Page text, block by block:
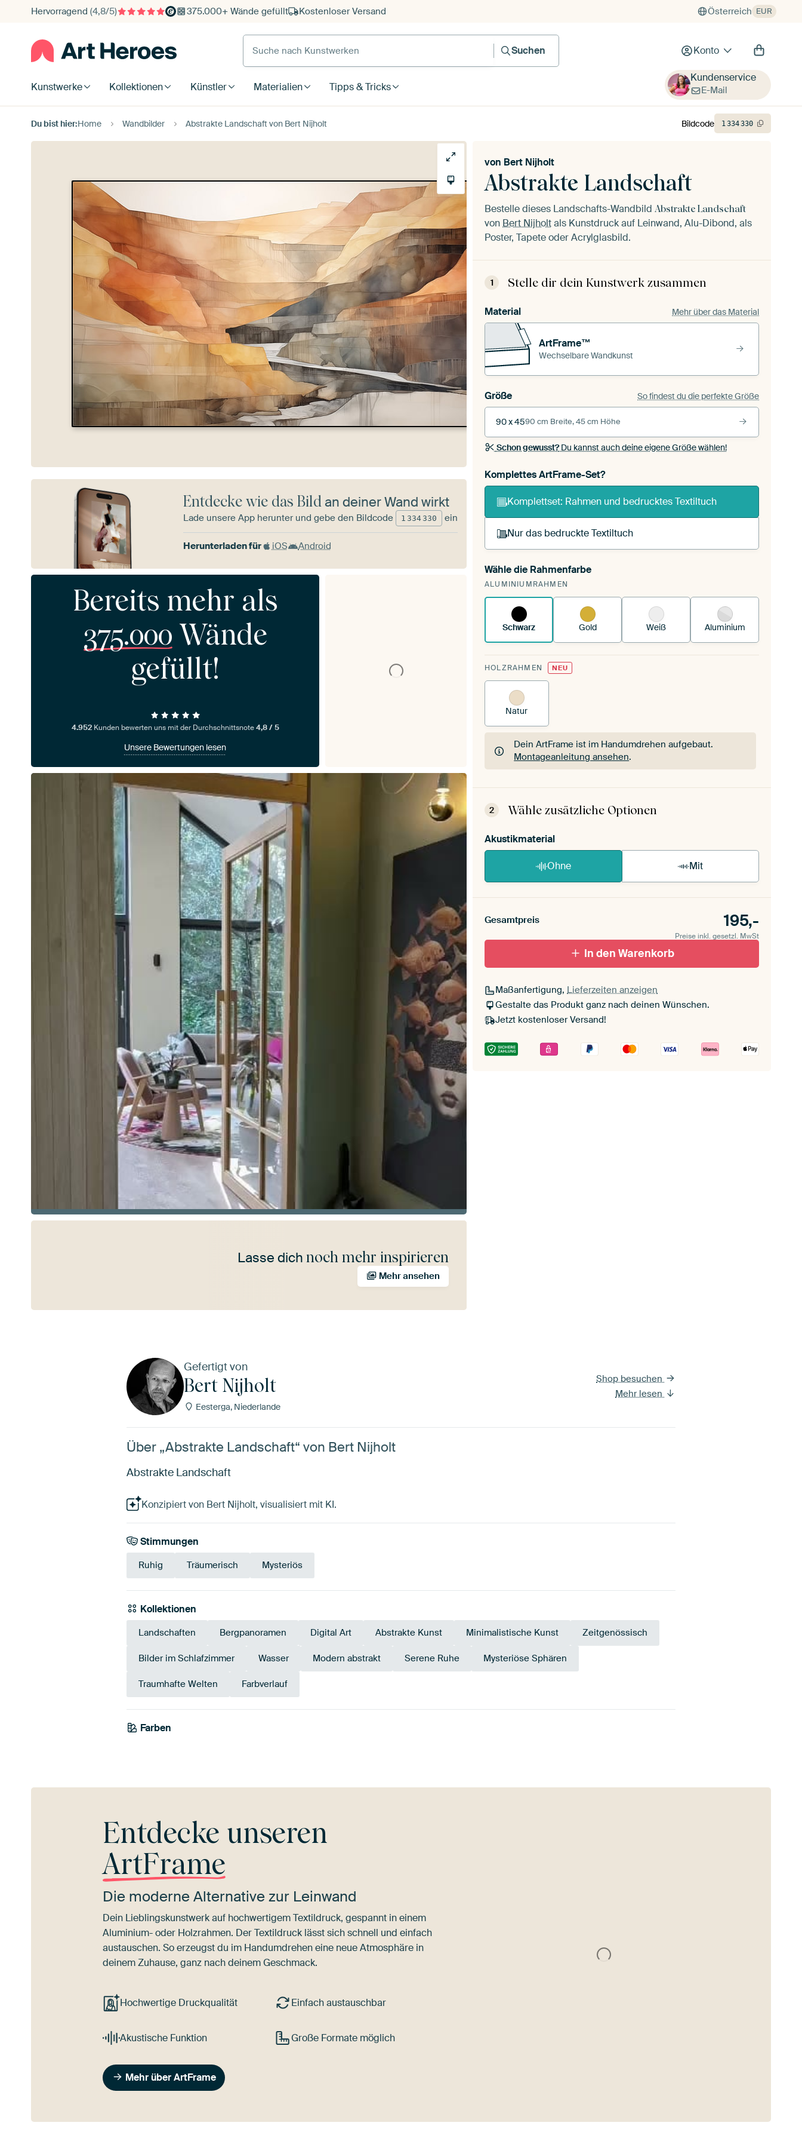
Hervorragend (4,8/5) 375.000+ Wände gefüllt Kostenloser Versand Österreich EUR
Suche nach Kunstwerken
Suchen
Konto
Kunstwerke Kollektionen Künstler Materialien Tipps & Tricks
Kundenservice
E-Mail
Du bist hier:Home Wandbilder Abstrakte Landschaft von Bert Nijholt
Abstrakte Landschaft
von Bert Nijholt
Bestelle dieses Landschafts-Wandbild Abstrakte Landschaft
von Bert Nijholtals Kunstdruck auf Leinwand, Alu-Dibond, als
Poster, Tapete oder Acrylglasbild.
1 Stelle dir dein Kunstwerk zusammen
Material Mehr über das Material
ArtFrame™
Wechselbare Wandkunst
Größe So findest du die perfekte Größe
90 x 4590 cm Breite, 45 cm Höhe
Schon gewusst?Du kannst auch deine eigene Größe wählen!
Komplettes ArtFrame-Set?
Komplettset: Rahmen und bedrucktes Textiltuch
Nur das bedruckte Textiltuch
Du spannst einen wechselbaren Textiltuch in deinen
vorhandenen ArtFrame™.
Wähle die Rahmenfarbe
ALUMINIUMRAHMEN
Schwarz Gold Weiß Aluminium
HOLZRAHMEN NEU
Natur
Dein ArtFrame ist im Handumdrehen aufgebaut.
Montageanleitung ansehen.
Dein ArtFrame ist im Handumdrehen aufgebaut.
2 Wähle zusätzliche Optionen
Akustikmaterial
Ohne Mit
Gesamtpreis 195,-
Preise inkl. gesetzl. MwSt
In den Warenkorb
Maßanfertigung, Lieferzeiten anzeigen
Gestalte das Produkt ganz nach deinen Wünschen.
Jetzt kostenloser Versand!
Bildcode 1334330
Entdecke wie das Bildan deiner Wand wirkt
Lade unsere App herunter und gebe den Bildcode 1 334 330 ein
Herunterladen für iOS Android
Bereits mehr als
375.000 Wände
gefüllt!
4.952Kunden bewerten uns mit der Durchschnittsnote4,8 / 5
Unsere Bewertungen lesen
Lasse dich noch mehr inspirieren
Mehr ansehen
Gefertigt von
Bert Nijholt
Eesterga, Niederlande
Shop besuchen
Mehr lesen
Über „Abstrakte Landschaft“ von Bert Nijholt
Abstrakte Landschaft
Konzipiert von Bert Nijholt, visualisiert mit KI.
Stimmungen
Ruhig Träumerisch Mysteriös
Kollektionen
Landschaften Bergpanoramen Digital Art Abstrakte Kunst Minimalistische Kunst Zeitgenössisch
Bilder im Schlafzimmer Wasser Modern abstrakt Serene Ruhe Mysteriöse Sphären
Traumhafte Welten Farbverlauf
Farben
Taupe
Entdecke unseren
ArtFrame
Die moderne Alternative zur Leinwand
Dein Lieblingskunstwerk auf hochwertigem Textildruck, gespannt in einem
Aluminium- oder Holzrahmen. Der Textildruck lässt sich schnell und einfach
austauschen. So erzeugst du im Handumdrehen eine neue Atmosphäre in
deinem Zuhause, ganz nach deinem Geschmack.
Hochwertige Druckqualität Einfach austauschbar
Akustische Funktion Große Formate möglich
Mehr über ArtFrame